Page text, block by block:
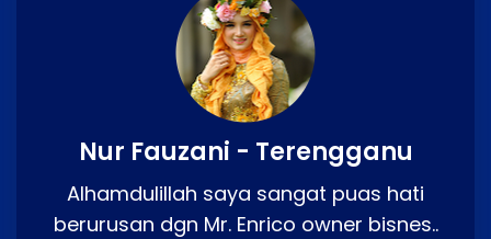
Nur Fauzani - Terengganu
Alhamdulillah saya sangat puas hati
berurusan dgn Mr. Enrico owner bisnes..